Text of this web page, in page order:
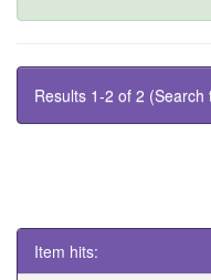
Results 1-2 of 2
Item hits: